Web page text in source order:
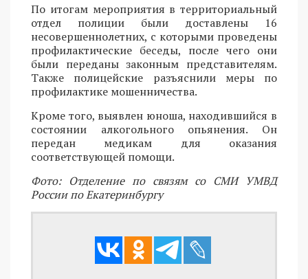
По итогам мероприятия в территориальный
отдел полиции были доставлены 16
несовершеннолетних, с которыми проведены
профилактические беседы, после чего они
были переданы законным представителям.
Также полицейские разъяснили меры по
профилактике мошенничества.
Кроме того, выявлен юноша, находившийся в
состоянии алкогольного опьянения. Он
передан медикам для оказания
соответствующей помощи.
Фото: Отделение по связям со СМИ УМВД
России по Екатеринбургу